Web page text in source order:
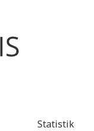
Statistik